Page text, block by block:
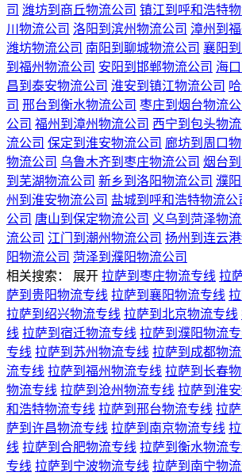
司 潍坊到商丘物流公司 镇江到呼和浩特
川物流公司 洛阳到滨州物流公司 漳州到
潍坊物流公司 南阳到聊城物流公司 襄阳
到福州物流公司 安阳到邯郸物流公司 海
昌到泰安物流公司 淮安到镇江物流公司
司 邢台到衡水物流公司 枣庄到烟台物流公
公司 福州到漳州物流公司 西宁到包头物
流公司 保定到淮安物流公司 廊坊到周口
物流公司 乌鲁木齐到枣庄物流公司 烟台
到芜湖物流公司 新乡到洛阳物流公司 濮
州到淮安物流公司 盐城到呼和浩特物流公
公司 唐山到保定物流公司 义乌到菏泽物
流公司 江门到潮州物流公司 扬州到连云
阳物流公司 菏泽到濮阳物流公司
相关搜索： 展开 拉萨到枣庄物流专线 拉
萨到贵阳物流专线 拉萨到襄阳物流专线
拉萨到绍兴物流专线 拉萨到北京物流专线
线 拉萨到宿迁物流专线 拉萨到濮阳物流
专线 拉萨到苏州物流专线 拉萨到成都物
流专线 拉萨到福州物流专线 拉萨到长春
物流专线 拉萨到沧州物流专线 拉萨到淮
和浩特物流专线 拉萨到邢台物流专线 拉
萨到许昌物流专线 拉萨到南京物流专线
线 拉萨到合肥物流专线 拉萨到衡水物流
专线 拉萨到宁波物流专线 拉萨到南宁物